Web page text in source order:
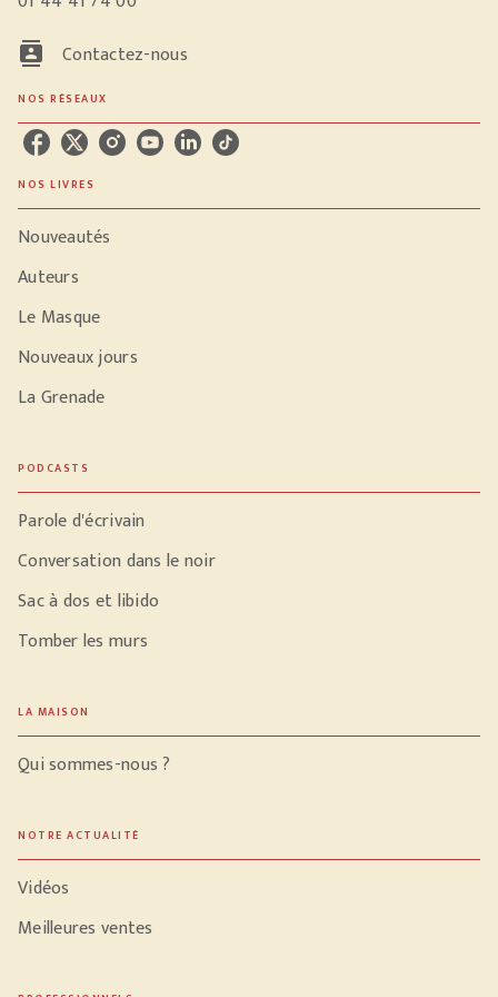
contacts Contactez-nous
NOS RÉSEAUX
NOS LIVRES
Nouveautés
Auteurs
Le Masque
Nouveaux jours
La Grenade
PODCASTS
Parole d'écrivain
Conversation dans le noir
Sac à dos et libido
Tomber les murs
LA MAISON
Qui sommes-nous ?
NOTRE ACTUALITÉ
Vidéos
Meilleures ventes